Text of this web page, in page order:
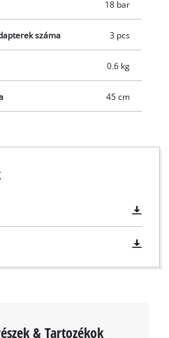
18 bar
száma 3 pcs
0.6 kg
45 cm
& Tartozékok